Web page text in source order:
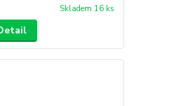
Skladem 16 ks